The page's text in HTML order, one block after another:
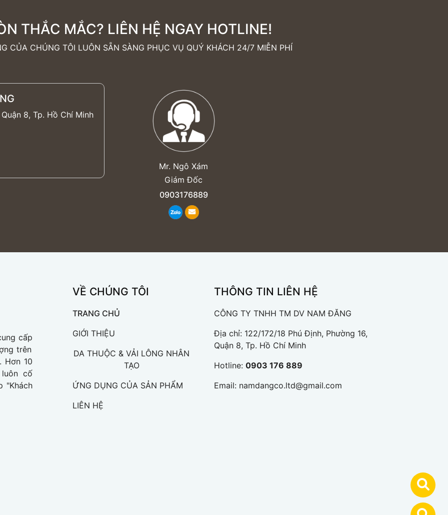
THẮC MẮC? LIÊN HỆ NGAY HOTLINE!
CỦA CHÚNG TÔI LUÔN SẴN SÀNG PHỤC VỤ QUÝ KHÁCH 24/7 MIỄN PHÍ
8, Tp. Hồ Chí Minh
Mr. Ngô Xám
Giám Đốc
0903176889
cấp
trên
Hơn 10
cố
"Khách
VỀ CHÚNG TÔI
TRANG CHỦ
GIỚI THIỆU
DA THUỘC & VẢI LÔNG NHÂN
TẠO
ỨNG DỤNG CỦA SẢN PHẨM
LIÊN HỆ
THÔNG TIN LIÊN HỆ
CÔNG TY TNHH TM DV NAM ĐĂNG
Địa chỉ: 122/172/18 Phú Định, Phường 16,
Quận 8, Tp. Hồ Chí Minh
Hotline: 0903 176 889
Email: namdangco.ltd@gmail.com